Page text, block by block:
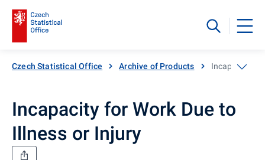
Czech Statistical Office Archive of Products Incapacity for
Incapacity for Work Due to
Illness or Injury